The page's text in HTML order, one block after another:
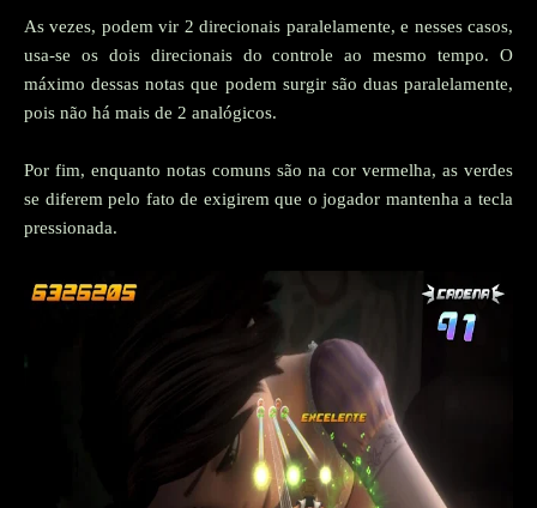
As vezes, podem vir 2 direcionais paralelamente, e nesses casos,
usa-se os dois direcionais do controle ao mesmo tempo. O
máximo dessas notas que podem surgir são duas paralelamente,
pois não há mais de 2 analógicos.
Por fim, enquanto notas comuns são na cor vermelha, as verdes
se diferem pelo fato de exigirem que o jogador mantenha a tecla
pressionada.